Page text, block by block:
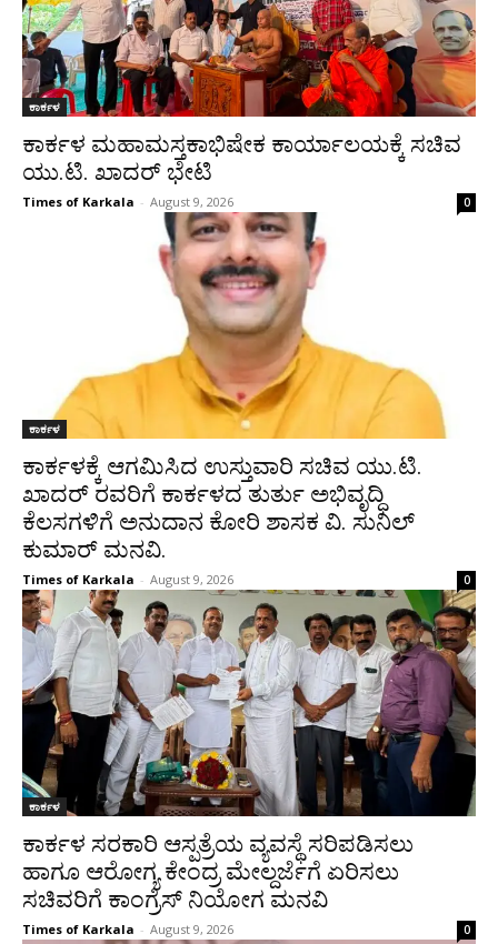
ಕಾರ್ಕಳ
ಕಾರ್ಕಳ ಮಹಾಮಸ್ತಕಾಭಿಷೇಕ ಕಾರ್ಯಾಲಯಕ್ಕೆ ಸಚಿವ
ಯು.ಟಿ. ಖಾದರ್ ಭೇಟಿ
Times of Karkala - August 9, 2026 0
ಕಾರ್ಕಳ
ಕಾರ್ಕಳಕ್ಕೆ ಆಗಮಿಸಿದ ಉಸ್ತುವಾರಿ ಸಚಿವ ಯು.ಟಿ.
ಖಾದರ್‌ ರವರಿಗೆ ಕಾರ್ಕಳದ ತುರ್ತು ಅಭಿವೃದ್ಧಿ
ಕೆಲಸಗಳಿಗೆ ಅನುದಾನ ಕೋರಿ ಶಾಸಕ ವಿ. ಸುನಿಲ್‌
ಕುಮಾರ್‌ ಮನವಿ.
Times of Karkala - August 9, 2026 0
ಕಾರ್ಕಳ
ಕಾರ್ಕಳ ಸರಕಾರಿ ಆಸ್ಪತ್ರೆಯ ವ್ಯವಸ್ಥೆ ಸರಿಪಡಿಸಲು
ಹಾಗೂ ಆರೋಗ್ಯ ಕೇಂದ್ರ ಮೇಲ್ದರ್ಜೆಗೆ ಏರಿಸಲು
ಸಚಿವರಿಗೆ ಕಾಂಗ್ರೆಸ್ ನಿಯೋಗ ಮನವಿ
Times of Karkala - August 9, 2026 0